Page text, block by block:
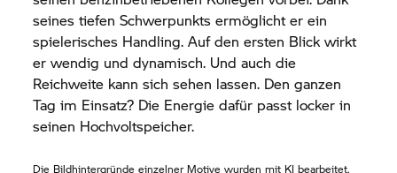
seines tiefen Schwerpunkts ermöglicht er ein
spielerisches Handling. Auf den ersten Blick wirkt
er wendig und dynamisch. Und auch die
Reichweite kann sich sehen lassen. Den ganzen
Tag im Einsatz? Die Energie dafür passt locker in
seinen Hochvoltspeicher.
Die Bildhintergründe einzelner Motive wurden mit KI bearbeitet.